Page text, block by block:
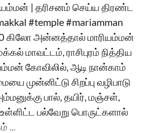
| தரிசனம் செய்ய திரண்ட
#temple #mariamman
கிலோ அன்னத்தால் மாரியம்மன்
மாவட்டம், ராசிபுரம் நித்திய
கோவிலில், ஆடி நான்காம்
முன்னிட்டு சிறப்பு வழிபாடு
பால், தயிர், மஞ்சள்,
பல்வேறு பொருட்களால்
...